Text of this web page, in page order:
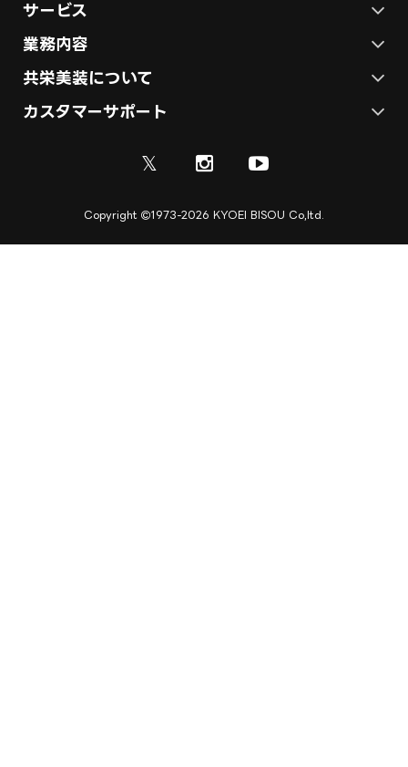
サービス
ステージ施工プラン
テント施工プラン
展示会ブース制作
業務内容
各種イベントの総合サービス
展示会ブース装飾・デザイン
ディスプレイ・サイン制作
共栄美装について
会社概要
カスタマーサポート
ご利用規約
𝕏
Copyright 1973-2026 KYOEI BISOU Co,ltd.